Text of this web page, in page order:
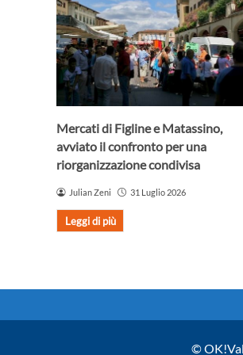
Mercati di Figline e Matassino,
avviato il confronto per una
riorganizzazione condivisa
Julian Zeni 31 Luglio 2026
Leggi di più
©